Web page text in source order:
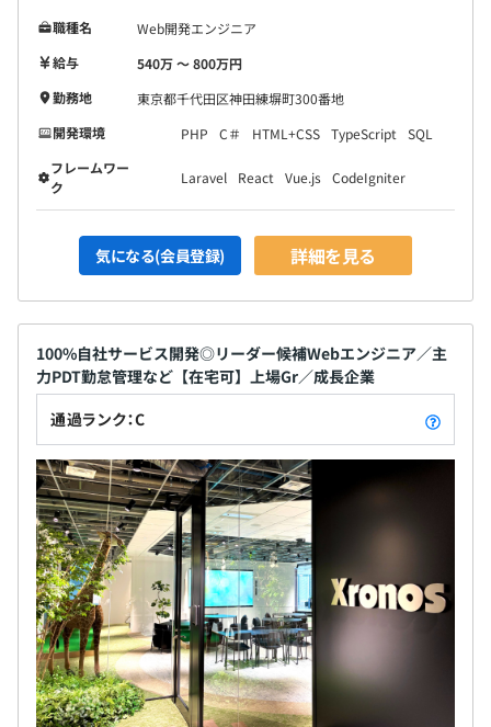
職種名
Web開発エンジニア
給与
540万 〜 800万円
勤務地
東京都千代田区神田練塀町300番地
開発環境
PHP C＃ HTML+CSS TypeScript
SQL
フレームワー
ク
Laravel React Vue.js CodeIgniter
気になる(会員登録) 詳細を見る
100%自社サービス開発◎リーダー候補Webエンジニア／主
力PDT勤怠管理など【在宅可】上場Gr／成長企業
通過ランク：C